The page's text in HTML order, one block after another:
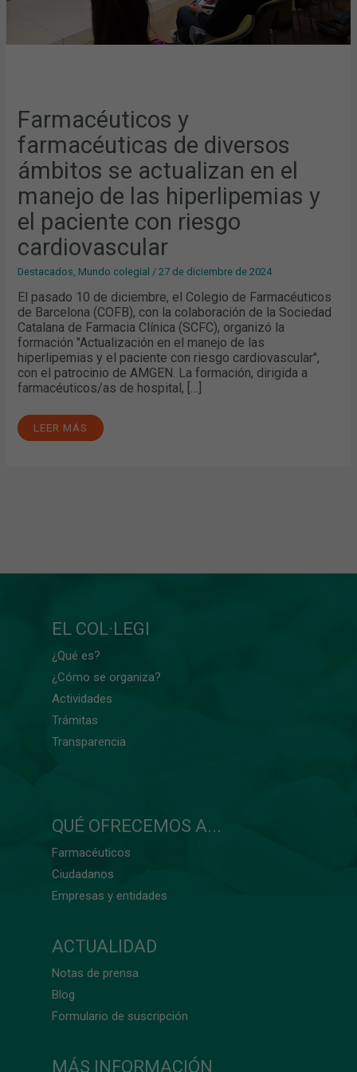
Farmacéuticos y
farmacéuticas de diversos
ámbitos se actualizan en el
manejo de las hiperlipemias y
el paciente con riesgo
cardiovascular
Destacados, Mundo colegial /27 de diciembre de 2024
El pasado 10 de diciembre, el Colegio de Farmacéuticos
de Barcelona (COFB), con la colaboración de la Sociedad
Catalana de Farmacia Clínica (SCFC), organizó la
formación "Actualización en el manejo de las
hiperlipemias y el paciente con riesgo cardiovascular",
con el patrocinio de AMGEN. La formación, dirigida a
farmacéuticos/as de hospital, […]
HIPERLIPEMIAS
PACIENTE
CON
LEER MÁS
EL COL·LEGI
¿Qué es?
¿Cómo se organiza?
Actividades
Trámitas
Transparencia
QUÉ OFRECEMOS A...
Farmacéuticos
Ciudadanos
Empresas y entidades
ACTUALIDAD
Notas de prensa
Blog
Formulario de suscripción
MÁS INFORMACIÓN